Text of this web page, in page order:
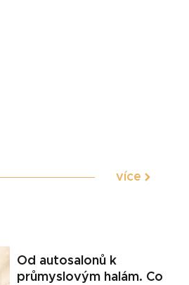
více
Od autosalonů k
průmyslovým halám. Co